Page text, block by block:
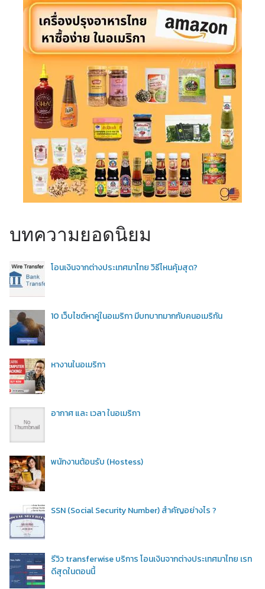
บทความยอดนิยม
โอนเงินจากต่างประเทศมาไทย วิธีไหนคุ้มสุด?
10 เว็บไซต์หาคู่ในอเมริกา มีบทบาทมากกับคนอเมริกัน
หางานในอเมริกา
อากาศ และ เวลา ในอเมริกา
พนักงานต้อนรับ (Hostess)
SSN (Social Security Number) สำคัญอย่างไร ?
รีวิว transferwise บริการ โอนเงินจากต่างประเทศมาไทย เรท
ดีสุดในตอนนี้